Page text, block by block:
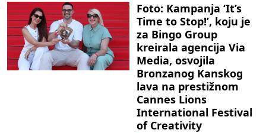
Foto: Kampanja ‘It’s
Time to Stop!’, koju je
za Bingo Group
kreirala agencija Via
Media, osvojila
Bronzanog Kanskog
lava na prestižnom
Cannes Lions
International Festival
of Creativity